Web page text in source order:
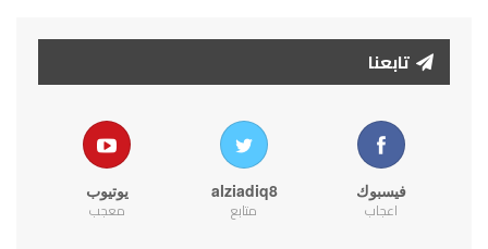
تابعنا
فيسبوك
اعجاب
alziadiq8
متابع
يوتيوب
معجب